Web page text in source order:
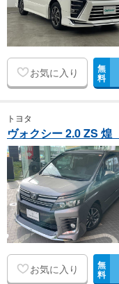
お気に入り 無
料
トヨタ
ヴォクシー 2.0 ZS 煌
お気に入り 無
料